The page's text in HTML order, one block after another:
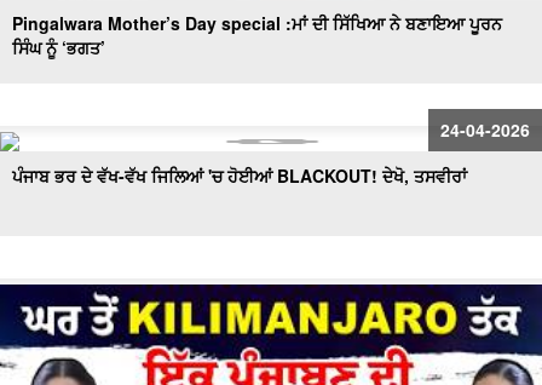
Pingalwara Mother’s Day special :ਮਾਂ ਦੀ ਸਿੱਖਿਆ ਨੇ ਬਣਾਇਆ ਪੂਰਨ
ਸਿੰਘ ਨੂੰ ‘ਭਗਤ’
24-04-2026
ਪੰਜਾਬ ਭਰ ਦੇ ਵੱਖ-ਵੱਖ ਜਿਲਿਆਂ 'ਚ ਹੋਈਆਂ BLACKOUT! ਦੇਖੋ, ਤਸਵੀਰਾਂ